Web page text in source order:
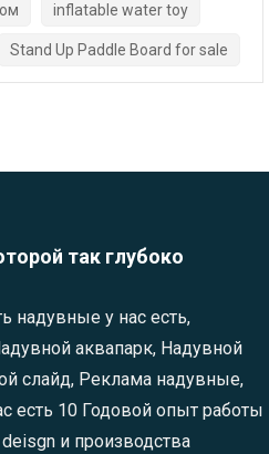
inflatable water toy
Stand Up Paddle Board for sale
так глубоко
надувные у нас есть,
аквапарк, Надувной
слайд, Реклама надувные,
есть 10 Годовой опыт работы
и производства